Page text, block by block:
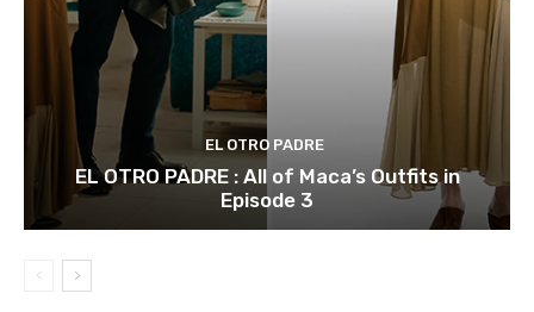
EL OTRO PADRE
EL OTRO PADRE : All of Maca’s Outfits in
Episode 3